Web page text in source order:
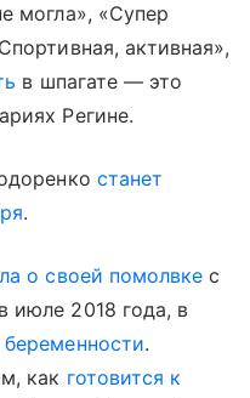
могла», «Супер
активная»,
в шпагате — это
Регине.
станет
.
о своей помолвке с
июле 2018 года, в
.
как готовится к